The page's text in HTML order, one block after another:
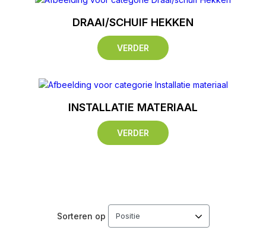
DRAAI/SCHUIF HEKKEN
VERDER
INSTALLATIE MATERIAAL
VERDER
Sorteren op